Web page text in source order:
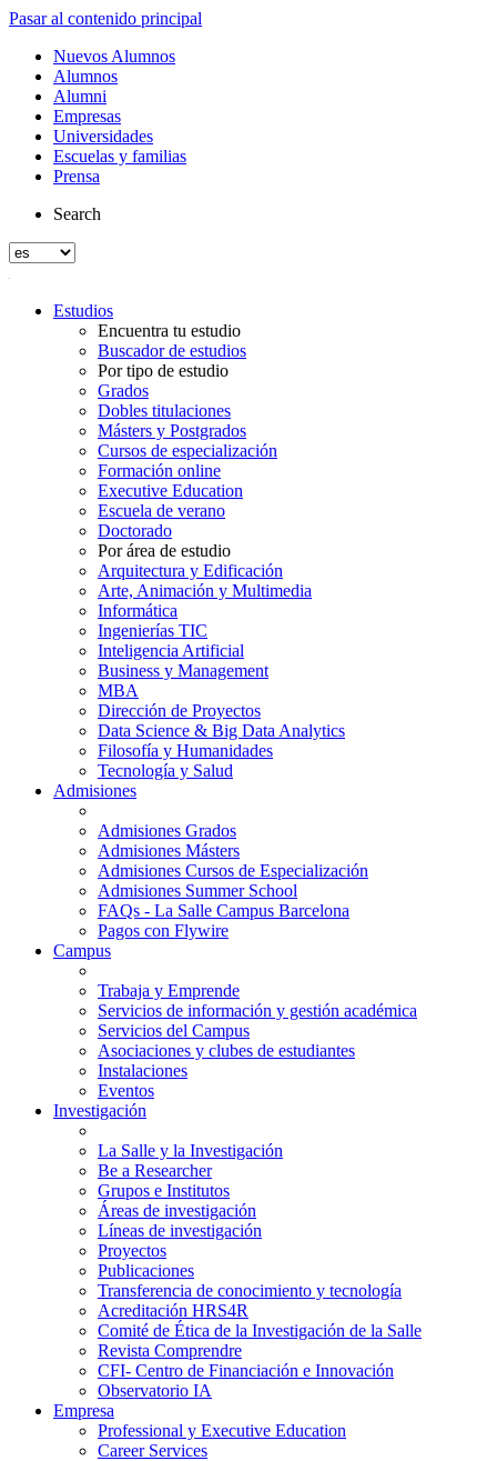
Pasar al contenido principal
Nuevos Alumnos
Alumnos
Alumni
Empresas
Universidades
Escuelas y familias
Prensa
Search
Estudios
Encuentra tu estudio
Buscador de estudios
Por tipo de estudio
Grados
Dobles titulaciones
Másters y Postgrados
Cursos de especialización
Formación online
Executive Education
Escuela de verano
Doctorado
Por área de estudio
Arquitectura y Edificación
Arte, Animación y Multimedia
Informática
Ingenierías TIC
Inteligencia Artificial
Business y Management
MBA
Dirección de Proyectos
Data Science & Big Data Analytics
Filosofía y Humanidades
Tecnología y Salud
Admisiones
Admisiones Grados
Admisiones Másters
Admisiones Cursos de Especialización
Admisiones Summer School
FAQs - La Salle Campus Barcelona
Pagos con Flywire
Campus
Trabaja y Emprende
Servicios de información y gestión académica
Servicios del Campus
Asociaciones y clubes de estudiantes
Instalaciones
Eventos
Investigación
La Salle y la Investigación
Be a Researcher
Grupos e Institutos
Áreas de investigación
Líneas de investigación
Proyectos
Publicaciones
Transferencia de conocimiento y tecnología
Acreditación HRS4R
Comité de Ética de la Investigación de la Salle
Revista Comprendre
CFI- Centro de Financiación e Innovación
Observatorio IA
Empresa
Professional y Executive Education
Career Services